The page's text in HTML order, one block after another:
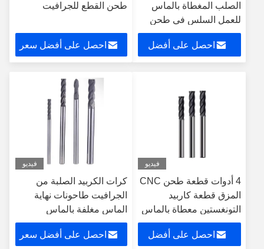
الصلب المغطاة بالماس
للعمل السلس في طحن
الجرافيت
احصل على أفضل
طحن القطع للجرافيت
احصل على أفضل سعر
فيديو
4 أدوات قطعة طحن CNC
المزق قطعة كاربيد
التونغستين معطاة بالماس
احصل على أفضل
فيديو
كرات الكربيد الصلبة من
الجرافيت طاحونات نهاية
الماس مغلفة بالماس
احصل على أفضل سعر